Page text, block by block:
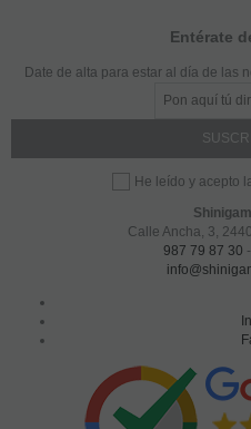
Entérate
Date de alta para estar al día de las
He leído y acepto
Calle Ancha, 3,
987 79 87 30 -